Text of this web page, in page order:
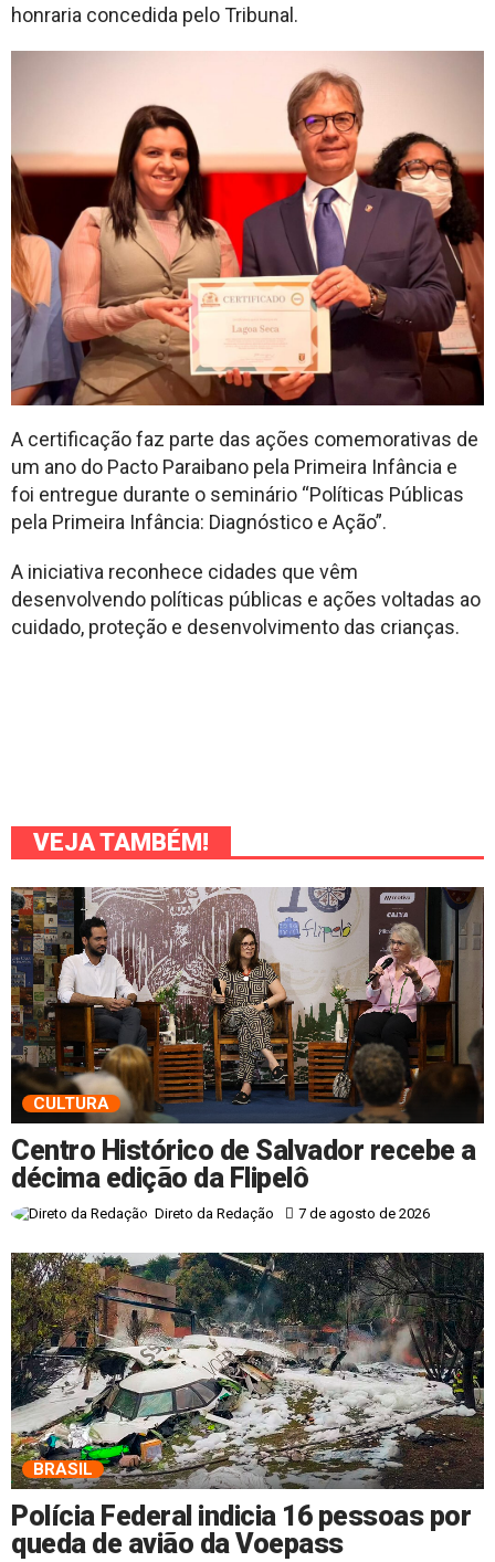
honraria concedida pelo Tribunal.
A certificação faz parte das ações comemorativas de
um ano do Pacto Paraibano pela Primeira Infância e
foi entregue durante o seminário “Políticas Públicas
pela Primeira Infância: Diagnóstico e Ação”.
A iniciativa reconhece cidades que vêm
desenvolvendo políticas públicas e ações voltadas ao
cuidado, proteção e desenvolvimento das crianças.
VEJA TAMBÉM!
CULTURA
Centro Histórico de Salvador recebe a
décima edição da Flipelô
Direto da Redação 7 de agosto de 2026
BRASIL
Polícia Federal indicia 16 pessoas por
queda de avião da Voepass